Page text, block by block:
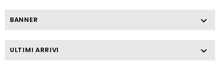
BANNER 
ULTIMI ARRIVI 